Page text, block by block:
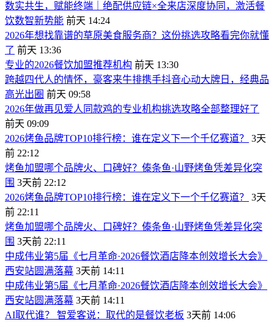
数实共生，赋能终端｜绝配供应链×全来店深度协同，激活餐
饮数智新势能 前天 14:24
2026年想找靠谱的草原美食服务商？这份挑选攻略看完你就懂
了 前天 13:36
专业的2026餐饮加盟推荐机构 前天 13:30
跨越四代人的情怀，豪客来牛排携手抖音心动大牌日，经典品
高光出圈 前天 09:58
2026年做再见爱人同款鸡的专业机构挑选攻略全部整理好了
前天 09:09
2026烤鱼品牌TOP10排行榜：谁在定义下一个千亿赛道？
3天
前 22:12
烤鱼加盟哪个品牌火、口碑好？傣条鱼·山野烤鱼凭差异化突
围 3天前 22:12
2026烤鱼品牌TOP10排行榜：谁在定义下一个千亿赛道？
3天
前 22:11
烤鱼加盟哪个品牌火、口碑好？傣条鱼·山野烤鱼凭差异化突
围 3天前 22:11
中成伟业第5届《七月革命·2026餐饮酒店降本创效增长大会》
西安站圆满落幕 3天前 14:11
中成伟业第5届《七月革命·2026餐饮酒店降本创效增长大会》
西安站圆满落幕 3天前 14:11
AI取代谁？ 智爱客说：取代的是餐饮老板 3天前 14:06